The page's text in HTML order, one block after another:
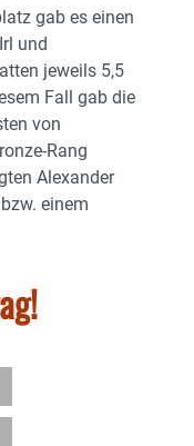
gab es einen
und
jeweils 5,5
Fall gab die
von
Rang
Alexander
einem